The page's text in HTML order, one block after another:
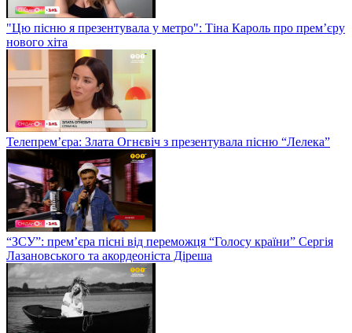
"Цю пісню я презентувала у метро": Тіна Кароль про прем’єру
нового хіта
Телепрем’єра: Злата Огнєвіч з презентувала пісню “Лелека”
“ЗСУ”: прем’єра пісні від переможця “Голосу країни” Сергія
Лазановського та акордеоніста Діреша